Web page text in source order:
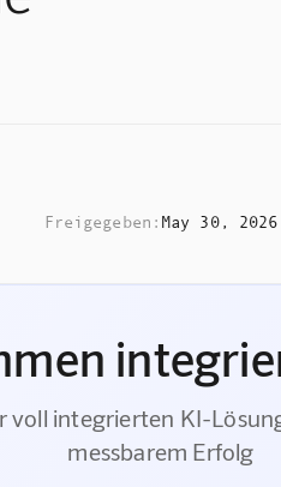
Freigegeben: May 30, 2026
voll integrierten KI-
messbarem Erfolg